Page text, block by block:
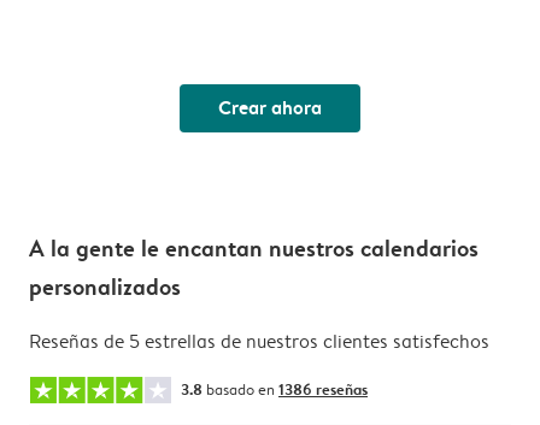
Crear ahora
A la gente le encantan nuestros calendarios
personalizados
Reseñas de 5 estrellas de nuestros clientes satisfechos
3.8 basado en 1386 reseñas